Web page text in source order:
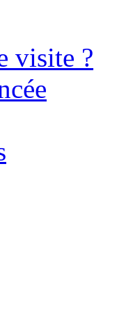
visite ?